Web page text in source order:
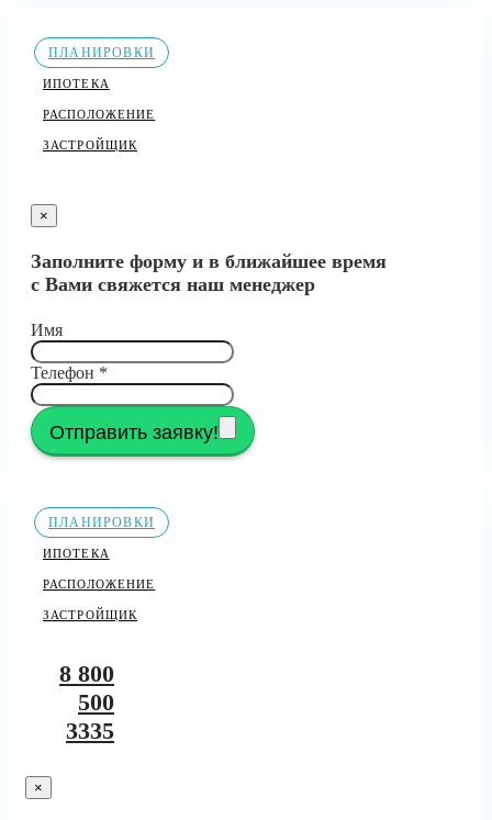
ПЛАНИРОВКИ
ИПОТЕКА
РАСПОЛОЖЕНИЕ
ЗАСТРОЙЩИК
×
Заполните форму и в ближайшее время
с Вами свяжется наш менеджер
Имя
Телефон *
Отправить заявку!
ПЛАНИРОВКИ
ИПОТЕКА
РАСПОЛОЖЕНИЕ
ЗАСТРОЙЩИК
8 800
500
3335
×